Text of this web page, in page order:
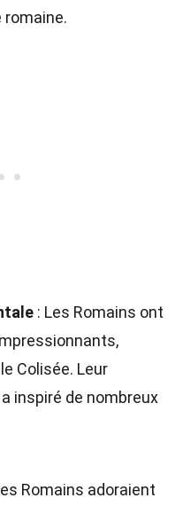
romaine.
: Les Romains ont
Colisée. Leur
inspiré de nombreux
Romains adoraient